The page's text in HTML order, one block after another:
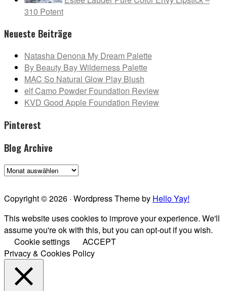
310 Potent
Neueste Beiträge
Natasha Denona My Dream Palette
By Beauty Bay Wilderness Palette
MAC So Natural Glow Play Blush
elf Camo Powder Foundation Review
KVD Good Apple Foundation Review
Pinterest
Blog Archive
Blog
Copyright © 2026 · Wordpress Theme by Hello Yay!
This website uses cookies to improve your experience. We'll
assume you're ok with this, but you can opt-out if you wish.
Cookie settings
ACCEPT
Privacy & Cookies Policy